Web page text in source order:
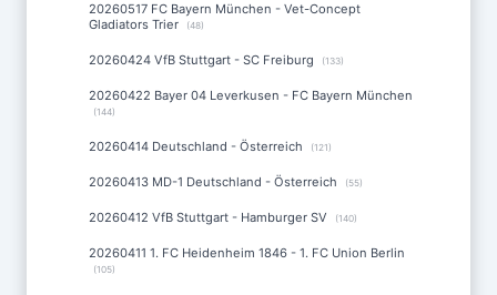
20260517 FC Bayern München - Vet-Concept
Gladiators Trier
(48)
20260424 VfB Stuttgart - SC Freiburg (133)
20260422 Bayer 04 Leverkusen - FC Bayern München
(144)
20260414 Deutschland - Österreich (121)
20260413 MD-1 Deutschland - Österreich (55)
20260412 VfB Stuttgart - Hamburger SV (140)
20260411 1. FC Heidenheim 1846 - 1. FC Union Berlin
(105)